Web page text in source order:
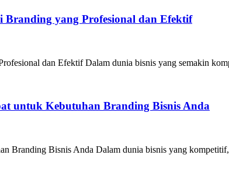
Branding yang Profesional dan Efektif
dan Efektif Dalam dunia bisnis yang semakin
untuk Kebutuhan Branding Bisnis Anda
Branding Bisnis Anda Dalam dunia bisnis yang